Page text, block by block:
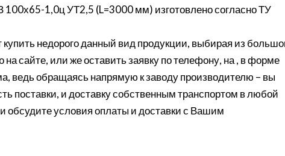
1,0ц УТ2,5 (L=3000 мм) изготовлено согласно ТУ
недорого данный вид продукции, выбирая из
сайте, или же оставить заявку по телефону, на , в форме
ведь обращаясь напрямую к заводу производителю – вы
поставки, и доставку собственным транспортом в любой
обсудите условия оплаты и доставки с Вашим